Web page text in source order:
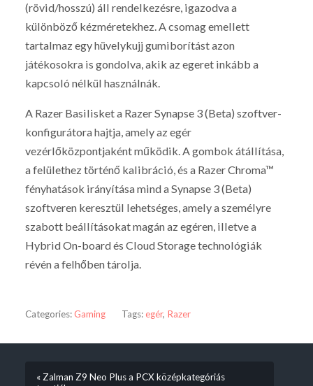
(rövid/hosszú) áll rendelkezésre, igazodva a
különböző kézméretekhez. A csomag emellett
tartalmaz egy hüvelykujj gumiborítást azon
játékosokra is gondolva, akik az egeret inkább a
kapcsoló nélkül használnák.
A Razer Basilisket a Razer Synapse 3 (Beta) szoftver-
konfigurátora hajtja, amely az egér
vezérlőközpontjaként működik. A gombok átállítása,
a felülethez történő kalibráció, és a Razer Chroma™
fényhatások irányítása mind a Synapse 3 (Beta)
szoftveren keresztül lehetséges, amely a személyre
szabott beállításokat magán az egéren, illetve a
Hybrid On-board és Cloud Storage technológiák
révén a felhőben tárolja.
Categories:Gaming Tags:egér, Razer
« Zalman Z9 Neo Plus a PCX középkategóriás